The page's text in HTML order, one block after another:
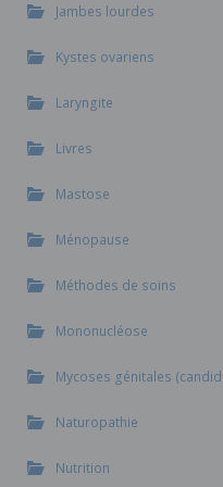
Jambes lourdes
Kystes ovariens
Laryngite
Livres
Mastose
Ménopause
Méthodes de soins
Mononucléose
Mycoses génitales
Naturopathie
Nutrition